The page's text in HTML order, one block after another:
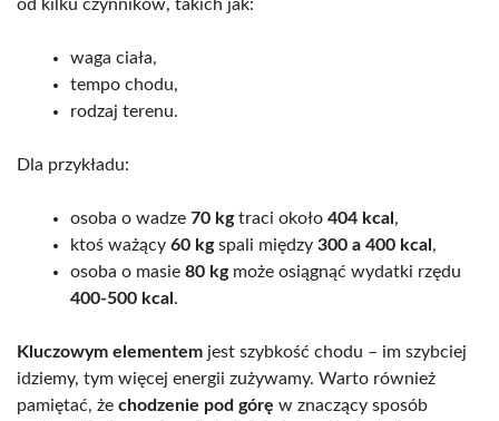
od kilku czynników, takich jak:
waga ciała,
tempo chodu,
rodzaj terenu.
Dla przykładu:
osoba o wadze 70 kgtraci około 404 kcal ,
ktoś ważący 60 kgspali między 300 a 400 kcal ,
osoba o masie 80 kgmoże osiągnąć wydatki rzędu
400-500 kcal .
Kluczowym elementem jest szybkość chodu – im szybciej
idziemy, tym więcej energii zużywamy. Warto również
pamiętać, że chodzenie pod górę w znaczący sposób